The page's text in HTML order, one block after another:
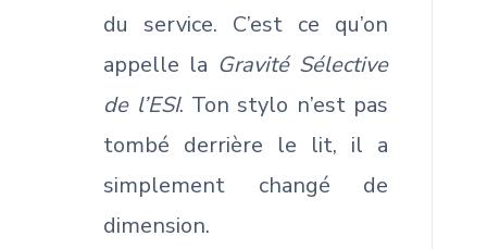
du service. C’est ce qu’on
appelle la Gravité Sélective
de l’ESI. Ton stylo n’est pas
tombé derrière le lit, il a
simplement changé de
dimension.